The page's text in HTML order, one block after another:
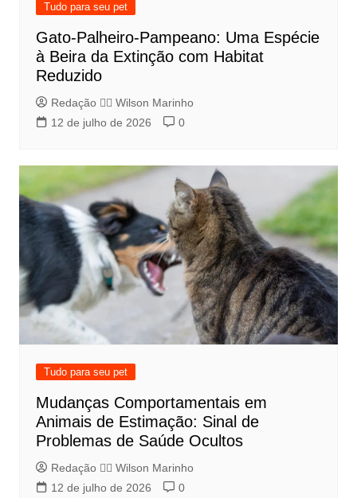
Tudo para seu pet
Gato-Palheiro-Pampeano: Uma Espécie
à Beira da Extinção com Habitat
Reduzido
Redação 👨‍⚖️​ Wilson Marinho
12 de julho de 2026
0
Tudo para seu pet
Mudanças Comportamentais em
Animais de Estimação: Sinal de
Problemas de Saúde Ocultos
Redação 👨‍⚖️​ Wilson Marinho
12 de julho de 2026
0